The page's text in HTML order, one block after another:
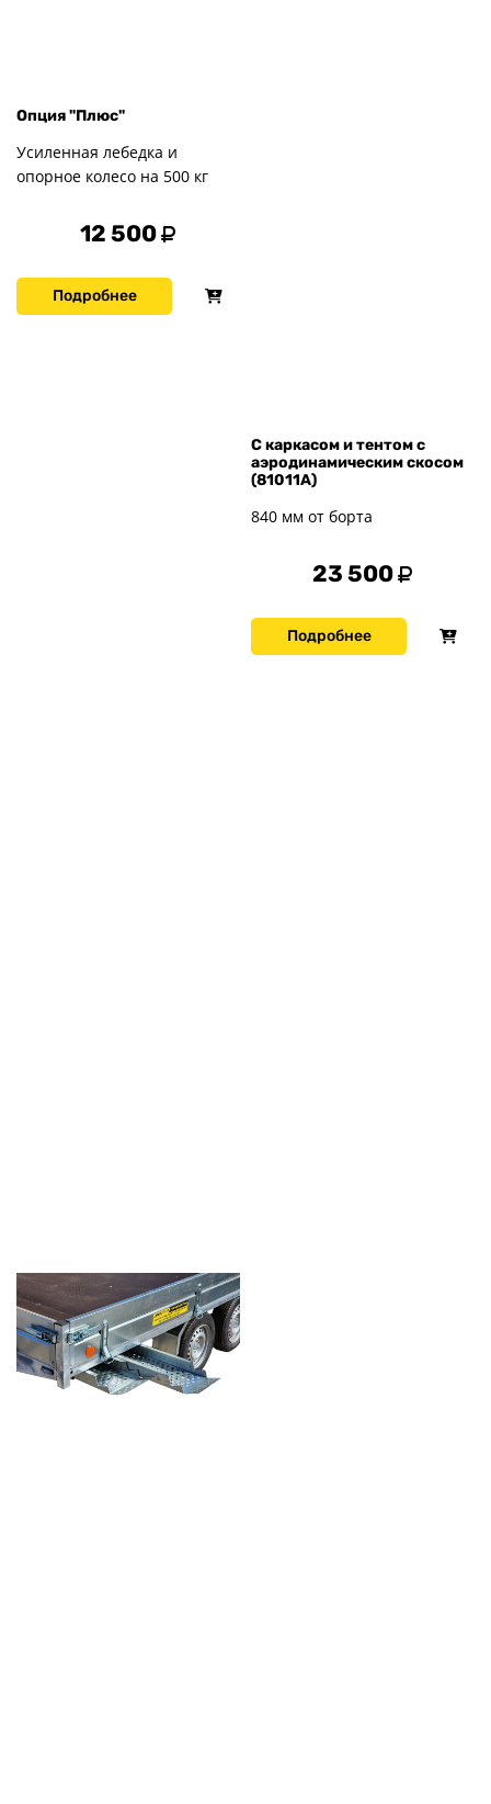
Опция "Плюс"
Усиленная лебедка и
опорное колесо на 500 кг
12 500
Подробнее
С каркасом и тентом с
аэродинамическим скосом
(81011А)
840 мм от борта
23 500
Подробнее